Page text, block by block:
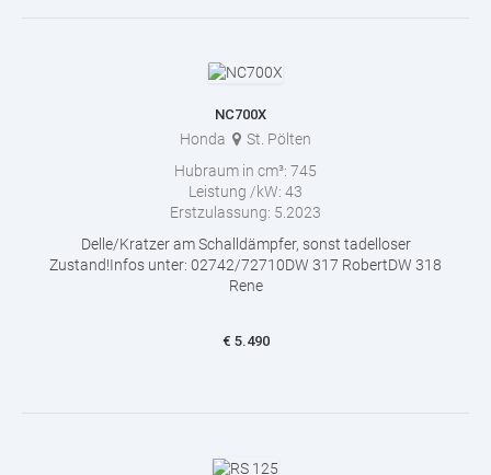
NC700X
Honda
St. Pölten
Hubraum in cm³: 745
Leistung /kW: 43
Erstzulassung: 5.2023
Delle/Kratzer am Schalldämpfer, sonst tadelloser
Zustand!Infos unter: 02742/72710DW 317 RobertDW 318
Rene
€ 5.490